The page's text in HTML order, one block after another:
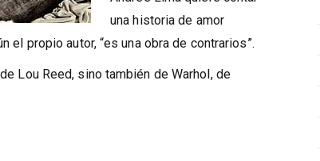
una historia de amor
propio autor, “es una obra de contrarios”.
Lou Reed, sino también de Warhol, de